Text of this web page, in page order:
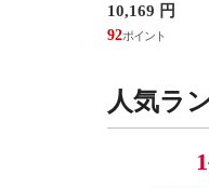
様２点限り 関
10,169 円
92
人気ラ
1